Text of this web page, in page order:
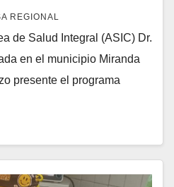
REGIONAL
de Salud Integral (ASIC) Dr.
en el municipio Miranda
presente el programa